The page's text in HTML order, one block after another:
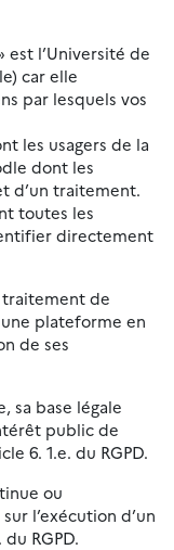
est l’Université de
car elle
par lesquels vos
les usagers de la
dont les
d’un traitement.
toutes les
directement
traitement de
plateforme en
de ses
sa base légale
public de
6. 1.e. du RGPD.
ou
l’exécution d’un
RGPD.